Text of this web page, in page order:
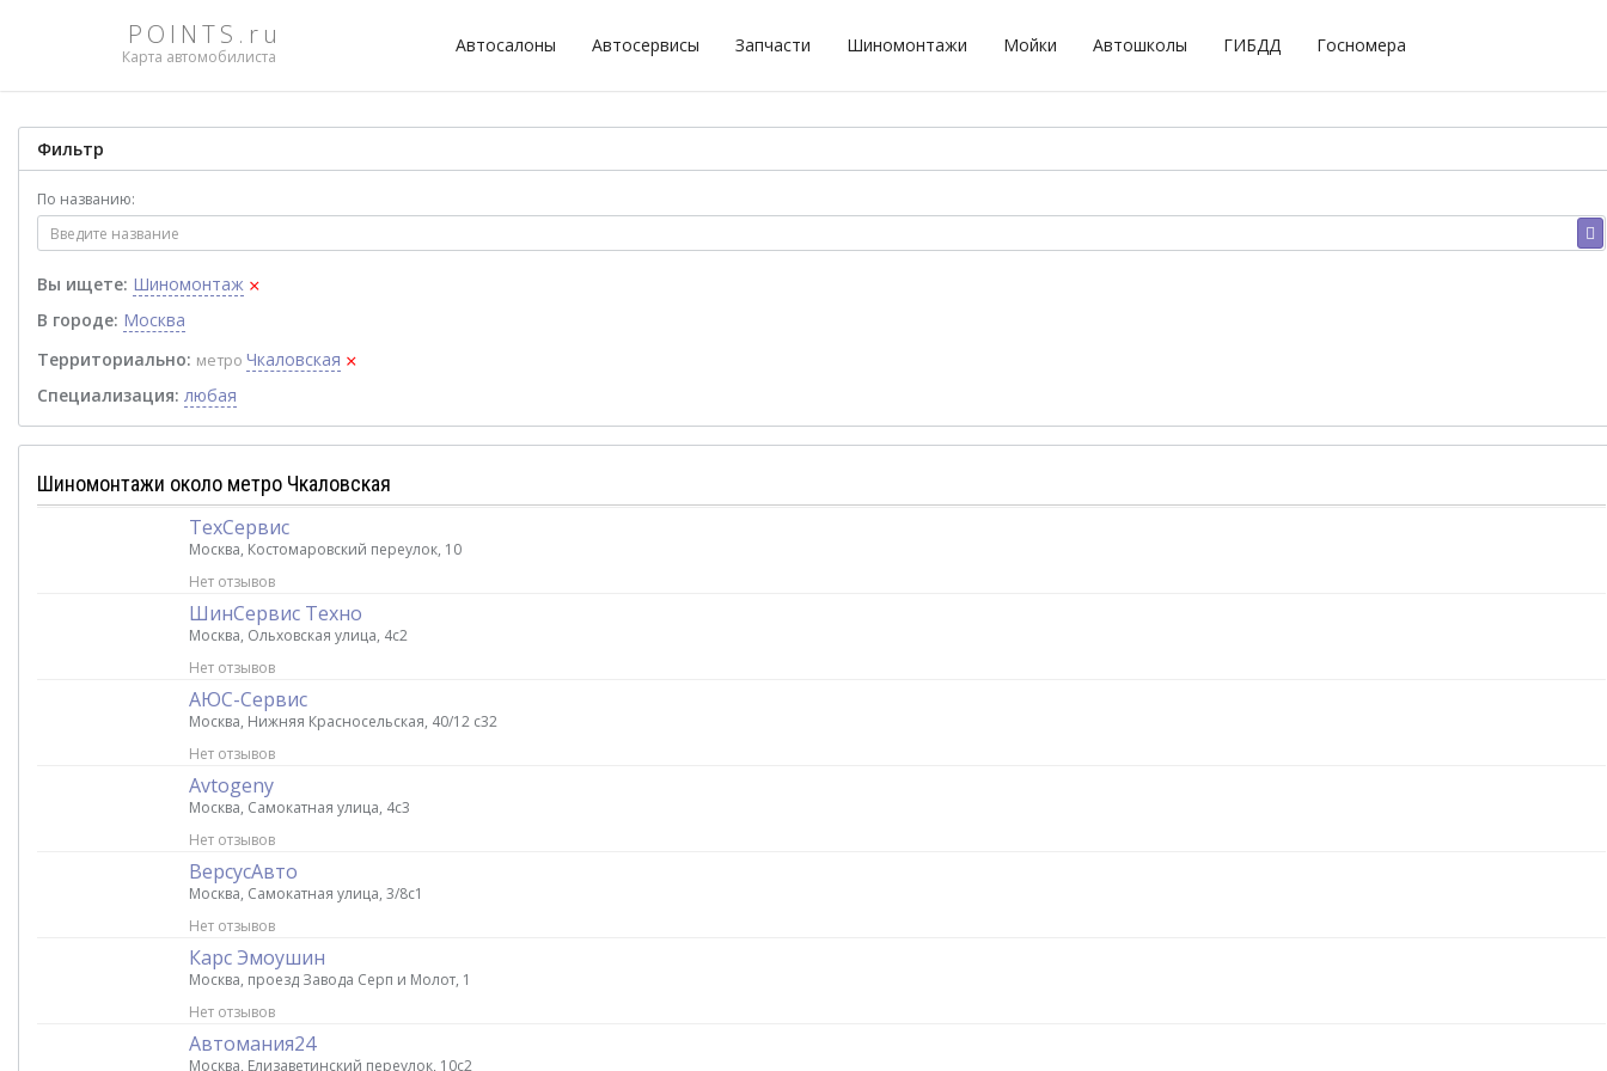
POINTS.ru
Карта автомобилиста
Автосалоны Автосервисы Запчасти Шиномонтажи Мойки Автошколы ГИБДД Госномера
Фильтр
По названию:
Вы ищете: Шиномонтаж ×
В городе: Москва
Территориально: метро Чкаловская ×
Специализация: любая
Шиномонтажи около метро Чкаловская
ТехСервис
Москва, Костомаровский переулок, 10
Нет отзывов
ШинСервис Техно
Москва, Ольховская улица, 4с2
Нет отзывов
АЮС-Сервис
Москва, Нижняя Красносельская, 40/12 с32
Нет отзывов
Avtogeny
Москва, Самокатная улица, 4с3
Нет отзывов
ВерсусАвто
Москва, Самокатная улица, 3/8с1
Нет отзывов
Карс Эмоушин
Москва, проезд Завода Серп и Молот, 1
Нет отзывов
Автомания24
Москва, Елизаветинский переулок, 10с2